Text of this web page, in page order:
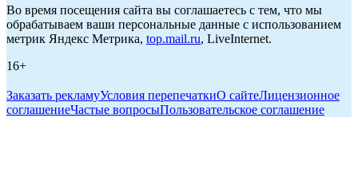
Во время посещения сайта вы соглашаетесь с тем, что мы
обрабатываем ваши персональные данные с использованием
метрик Яндекс Метрика, top.mail.ru, LiveInternet.
16+
Заказать рекламуУсловия перепечаткиО сайтеЛицензионное
соглашениеЧастые вопросыПользовательское соглашение